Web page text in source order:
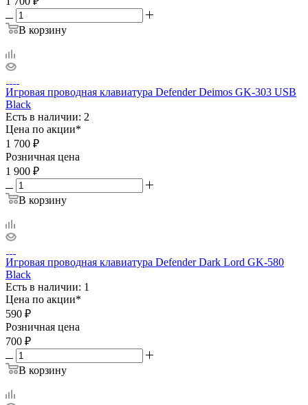
В корзину
Игровая проводная клавиатура Defender Deimos GK-303 USB
Black
Есть в наличии: 2
Цена по акции*
1 700 ₽
Розничная цена
1 900 ₽
В корзину
Игровая проводная клавиатура Defender Dark Lord GK-580
Black
Есть в наличии: 1
Цена по акции*
590 ₽
Розничная цена
700 ₽
В корзину